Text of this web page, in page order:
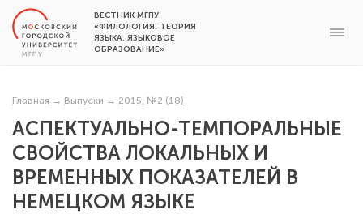
ВЕСТНИК МГПУ
«ФИЛОЛОГИЯ. ТЕОРИЯ
ЯЗЫКА. ЯЗЫКОВОЕ
ОБРАЗОВАНИЕ»
Главная → Выпуски → 2015, №2 (18)
АСПЕКТУАЛЬНО-ТЕМПОРАЛЬНЫЕ
СВОЙСТВА ЛОКАЛЬНЫХ И
ВРЕМЕННЫХ ПОКАЗАТЕЛЕЙ В
НЕМЕЦКОМ ЯЗЫКЕ